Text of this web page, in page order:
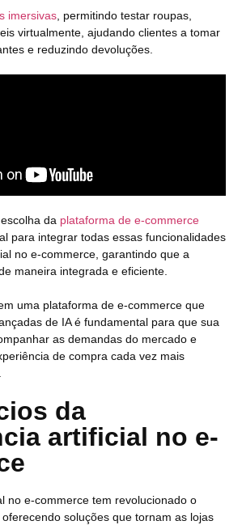
imersivas, permitindo testar roupas,
virtualmente, ajudando clientes a tomar
e reduzindo devoluções.
da plataforma de e-commerce
para integrar todas essas funcionalidades
no e-commerce, garantindo que a
maneira integrada e eficiente.
uma plataforma de e-commerce que
de IA é fundamental para que sua
as demandas do mercado e
de compra cada vez mais
da
artificial no e-
no e-commerce tem revolucionado o
soluções que tornam as lojas